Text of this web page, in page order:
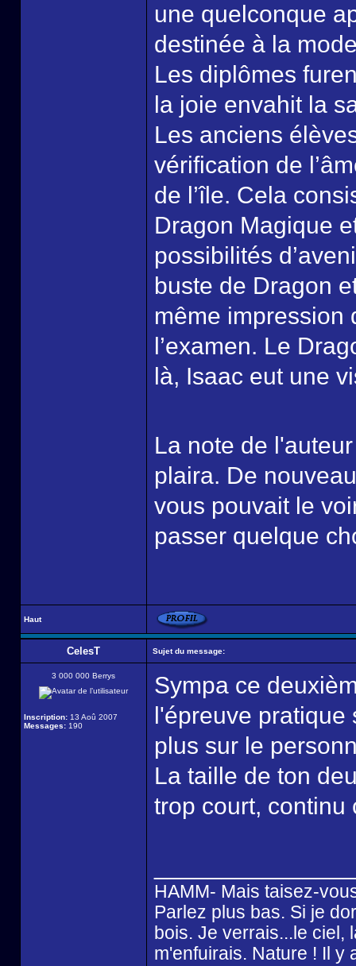
une quelconque
destinée à la
Les diplômes
la joie envahit la
Les anciens
vérification de
de l’île. Cela
Dragon Magique
possibilités
buste de Dragon
même impression
l’examen. Le
là, Isaac eut une
La note de
plaira. De
vous pouvait le
passer quelque
Haut
CelesT Sujet du message:
3 000 000 Berrys
Inscription: 13 Aoû 2007
Messages: 190
Sympa ce
l'épreuve pratique
plus sur le
La taille de ton
trop court, continu
HAMM- Mais taisez-
Parlez plus bas. Si je
bois. Je verrais...le ciel,
m'enfuirais. Nature ! Il y